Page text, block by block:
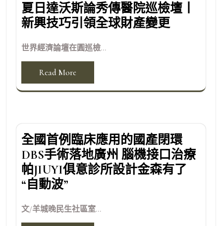
夏日達沃斯論秀傳醫院巡檢壇丨
新興技巧引領全球財產變更
世界經濟論壇在圓巡檢...
Read More
全國首例臨床應用的國產閉環
DBS手術落地廣州 腦機接口治療
帕JIUYI俱意診所設計金森有了
“自動波”
文/羊城晚民生社區室...